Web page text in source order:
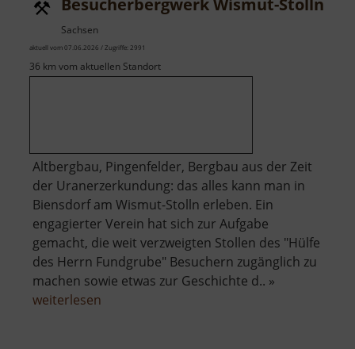
Besucherbergwerk Wismut-Stolln
Sachsen
aktuell vom 07.06.2026 / Zugriffe: 2991
36 km vom aktuellen Standort
Altbergbau, Pingenfelder, Bergbau aus der Zeit
der Uranerzerkundung: das alles kann man in
Biensdorf am Wismut-Stolln erleben. Ein
engagierter Verein hat sich zur Aufgabe
gemacht, die weit verzweigten Stollen des "Hülfe
des Herrn Fundgrube" Besuchern zugänglich zu
machen sowie etwas zur Geschichte d.. »
weiterlesen